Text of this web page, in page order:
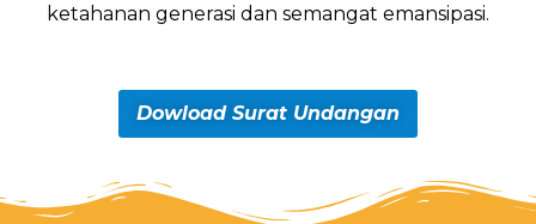
ketahanan generasi dan semangat emansipasi.
Dowload Surat Undangan